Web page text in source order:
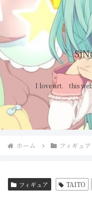
SiN
I love art. this
ホーム フィギュア
フィギュア TAITO